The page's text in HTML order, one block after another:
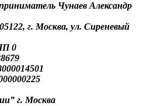
Чунаев Александр
г. Москва, ул. Сиреневый
0
г. Москва